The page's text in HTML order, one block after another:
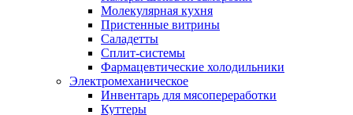
Молекулярная кухня
Пристенные витрины
Саладетты
Сплит-системы
Фармацевтические холодильники
Электромеханическое
Инвентарь для мясопереработки
Куттеры